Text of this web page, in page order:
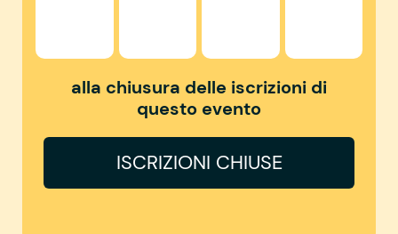
alla chiusura delle iscrizioni di
questo evento
ISCRIZIONI CHIUSE